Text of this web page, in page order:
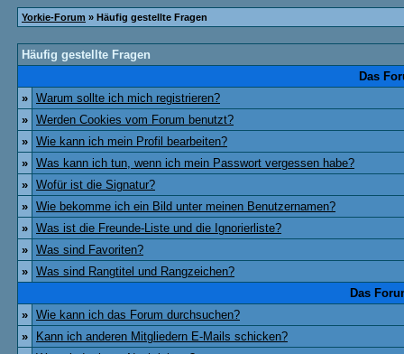
Yorkie-Forum » Häufig gestellte Fragen
Häufig gestellte Fragen
Das
» Warum sollte ich mich registrieren?
» Werden Cookies vom Forum benutzt?
» Wie kann ich mein Profil bearbeiten?
» Was kann ich tun, wenn ich mein Passwort vergessen habe?
» Wofür ist die Signatur?
» Wie bekomme ich ein Bild unter meinen Benutzernamen?
» Was ist die Freunde-Liste und die Ignorierliste?
» Was sind Favoriten?
» Was sind Rangtitel und Rangzeichen?
Das
» Wie kann ich das Forum durchsuchen?
»
Kann ich anderen Mitgliedern E-Mails schicken?